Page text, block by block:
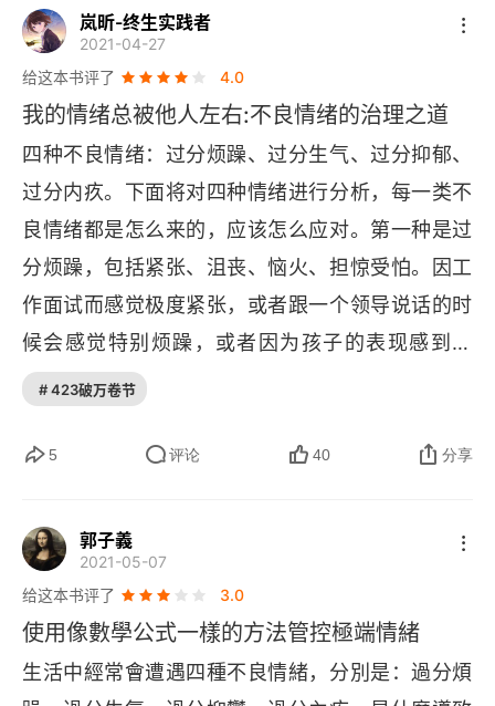
折，终其一生都在治愈。有的人用童年治愈一生，
有的人用一生治愈童年。-— 苏珊。福活德《原生
家庭》01 蝴蝶效应：刺猬的刺只为防御，也会自伤
很难治愈。文化程度和三观差异，这种男强女弱的
结合，似乎从一开始就注定了结局，小 B 的父母最
终在她刚踏入小学大门时就以离婚告终，爸爸再
婚，妈妈为了生存远嫁从此再无音讯。第一次与后
妈对抗离家出走时只有 10 岁，在跟后妈的博弈中
小 B 渐渐长成少女，与后妈斗气离家出走更是家常
便饭的她脆弱又敏感得象一只小刺猬。孩子的世界
很小，无论家长如何暴力以对，对他们而言，家长
德《原生家庭》在本应得到父母关爱的年纪，却一
B 俨然就是自己获得爱和安慰的唯一来源。这一点
岚昕-终生实践者
2021-04-27
给这本书评了
4.0
我的情绪总被他人左右:不良情绪的治理之道
四种不良情绪：过分烦躁、过分生气、过分抑郁、
过分内疚。下面将对四种情绪进行分析，每一类不
良情绪都是怎么来的，应该怎么应对。第一种是过
分烦躁，包括紧张、沮丧、恼火、担惊受怕。因工
作面试而感觉极度紧张，或者跟一个领导说话的时
候会感觉特别烦躁，或者因为孩子的表现感到恼
火。换句话说，这件事已经开始严重影响到你的情
发疯、感觉到挫败。你的爱人批评你教育孩子的方
候，同事在工作上不配合你。第三种是过分抑郁，
表现为无精打采，一蹶不振。如失去了爱的人，失
恋了，或者失去了工作。什么事都干不了，这就是
你让这些事控制了你。第四种是过分内疚，就是你
会过分地承担责任，过分悔恨，过分自责，觉得
# 423破万卷节
5 评论 40 分享
郭子義 ⠀
2021-05-07
给这本书评了
3.0
使用像數學公式一樣的方法管控極端情緒
生活中經常會遭遇四種不良情緒，分別是：過分煩